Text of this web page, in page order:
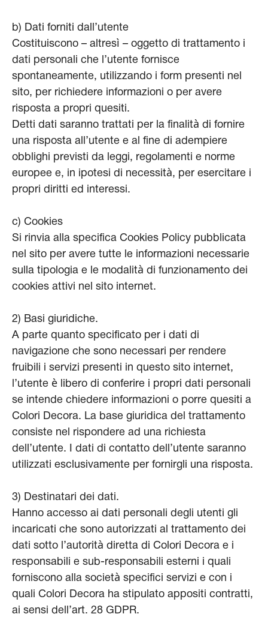
b) Dati forniti dall’utente
Costituiscono – altresì – oggetto di trattamento i
dati personali che l’utente fornisce
spontaneamente, utilizzando i form presenti nel
sito, per richiedere informazioni o per avere
risposta a propri quesiti.
Detti dati saranno trattati per la finalità di fornire
una risposta all’utente e al fine di adempiere
obblighi previsti da leggi, regolamenti e norme
europee e, in ipotesi di necessità, per esercitare i
propri diritti ed interessi.
c) Cookies
Si rinvia alla specifica Cookies Policy pubblicata
nel sito per avere tutte le informazioni necessarie
sulla tipologia e le modalità di funzionamento dei
cookies attivi nel sito internet.
2) Basi giuridiche.
A parte quanto specificato per i dati di
navigazione che sono necessari per rendere
fruibili i servizi presenti in questo sito internet,
l’utente è libero di conferire i propri dati personali
se intende chiedere informazioni o porre quesiti a
Colori Decora. La base giuridica del trattamento
consiste nel rispondere ad una richiesta
dell’utente. I dati di contatto dell’utente saranno
utilizzati esclusivamente per fornirgli una risposta.
3) Destinatari dei dati.
Hanno accesso ai dati personali degli utenti gli
incaricati che sono autorizzati al trattamento dei
dati sotto l’autorità diretta di Colori Decora e i
responsabili e sub-responsabili esterni i quali
forniscono alla società specifici servizi e con i
quali Colori Decora ha stipulato appositi contratti,
ai sensi dell’art. 28 GDPR.